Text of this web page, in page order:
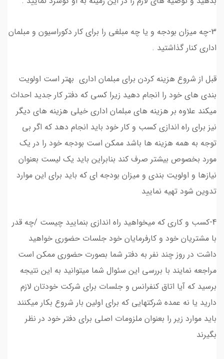
3-چه میزان بودجه و یا چه مبلغی را برای کار دکوراسیون و مبلمان
اداری کنار گذاشتید .
قبل از شروع هزینه کردن برای مبلمان اداری بهتر است اولویت
بندی های خود را انجام دهید زیرا کسی که دفتر کار جدید احداث
میکند علاوه بر هزینه های مبلمان اداری خیلی هزینه های دیگر
نیز برای راه اندازی کسب و کار خود باید انجام دهد که اگر بی
توجه به همه هزینه ها باشد ممکن است بودجه خود را در یک
مورد بخصوص بیشتر صرف کند بنابراین باید یک لیست بعنوان
نیازها و اولویت بندی و میزان بودجه ای که باید برای این موارد
تدوین شود تهیه نمایید
4-کسب و کاری که میخواهید راه اندازی بنمایید چیست /چه قدر
با مشتریان خود و کارفرمایان خود جلسات حضوری خواهید
داشت در روز چند نفر به دفتر شما بصورت حضوری ممکن است
مراجعه نمایند با بررسی این سئوال شما میتوانید به این نتیجه
برسید که آیا اتاق کنفرانس و جلسات برای شرکت خودتان لازم
دارید یا نه عمده شرکتهایی که برای اولین بار شروع بکار میکنند
باید موارد زیر را بعنوان ملزومات اصلی برای دفتر خود در نظر
بگیرند